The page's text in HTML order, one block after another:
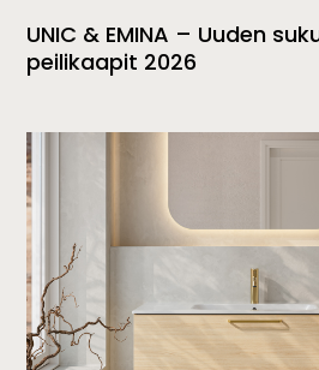
UNIC & EMINA – Uuden
peilikaapit 2026